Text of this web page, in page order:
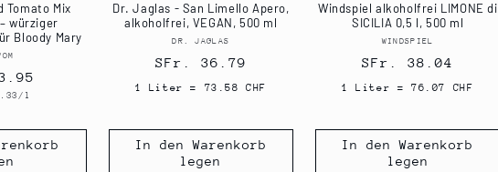
Tomato Mix
würziger
Bloody Mary
l
Dr. Jaglas - San Limello Apero,
alkoholfrei, VEGAN, 500 ml
Anbieter:
DR. JAGLAS
Normaler
Preis
SFr. 36.79
1 Liter = 73.58 CHF
In den Warenkorb
legen
Windspiel alkoholfrei LIMONE di
SICILIA 0,5 l, 500 ml
Anbieter:
WINDSPIEL
Normaler
Preis
SFr. 38.04
1 Liter = 76.07 CHF
In den Warenkorb
legen